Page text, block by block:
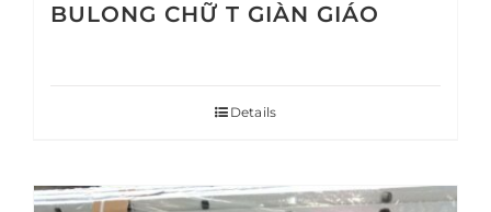
BULONG CHỮ T GIÀN GIÁO
Details